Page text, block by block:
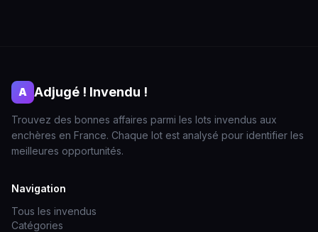
A Adjugé ! Invendu !
Trouvez des bonnes affaires parmi les lots invendus aux
enchères en France. Chaque lot est analysé pour identifier les
meilleures opportunités.
Navigation
Tous les invendus
Catégories